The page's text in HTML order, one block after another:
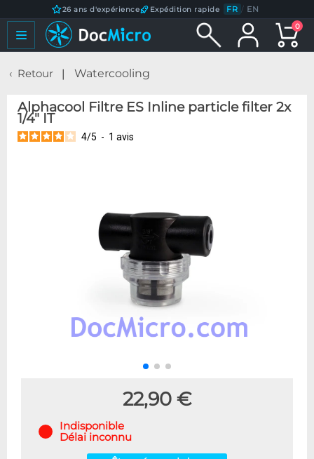
26 ans d'expérience Expédition rapide FR / EN
0
Retour Watercooling
Alphacool Filtre ES Inline particle filter 2x
1/4" IT
4/5 - 1 avis
22,90 €
Indisponible
Délai inconnu